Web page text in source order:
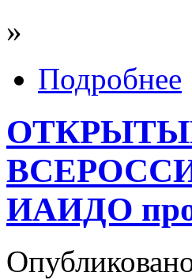
»
Подробнее
ИАИДО